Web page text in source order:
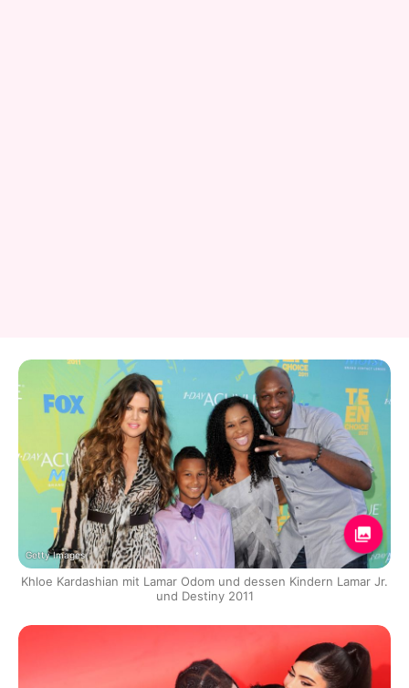
Getty Images
Khloe Kardashian mit Lamar Odom und dessen Kindern Lamar Jr.
und Destiny 2011